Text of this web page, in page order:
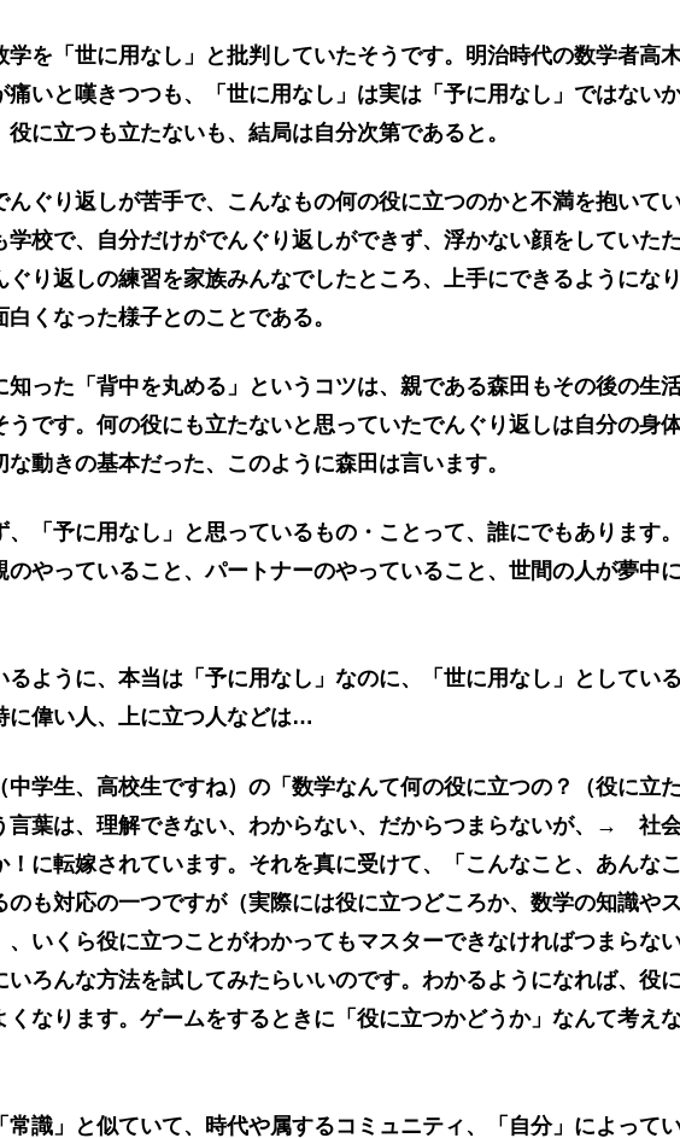
学を「世に用なし」と批判していたそうです。明治時代の数学者高
痛いと嘆きつつも、「世に用なし」は実は「予に用なし」ではない
に立つも立たないも、結局は自分次第であると。
ぐり返しが苦手で、こんなもの何の役に立つのかと不満を抱いて
学校で、自分だけがでんぐり返しができず、浮かない顔をしていた
ぐり返しの練習を家族みんなでしたところ、上手にできるようにな
くなった様子とのことである。
った「背中を丸める」というコツは、 親である森田もその後の生
うです。何の役にも立たないと思っていたでんぐり返しは自分の身
動きの基本だった、このように森田は言います。
、「予に用なし」と思っているもの・ことって、誰にでもあります
のやっていること、パートナーのやっていること、世間の人が夢中
るように、本当は「予に用なし」なのに、「世に用なし」としてい
に偉い人、上に立つ人などは…
中学生、高校生ですね）の「数学なんて何の役に立つの？（役に立
言葉は、理解できない、わからない、だからつまらないが、→ 社
！に転嫁されています。それを真に受けて、「こんなこと、あんな
のも対応の一つですが（実際には役に立つどころか、数学の知識や
、いくら役に立つことがわかってもマスターできなければつまらな
いろんな方法を試してみたらいいのです。わかるようになれば、役
くなります。ゲームをするときに「役に立つかどうか」なんて考え
常識」と似ていて、時代や属するコミュニティ、「自分」によって